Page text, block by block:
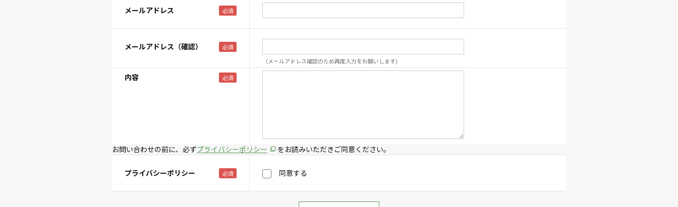
メールアドレス
メールアドレス（確認）
（メールアドレス確認のため再度入力をお願いします)
内容
お問い合わせの前に、必ずプライバシーポリシー をお読みいただきご同意ください。
プライバシーポリシー 同意する